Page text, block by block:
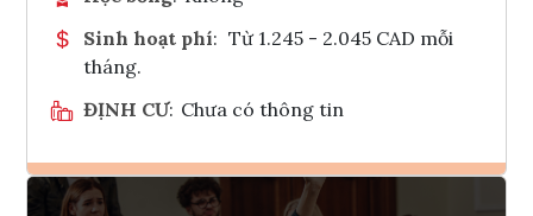
Sinh hoạt phí: Từ 1.245 - 2.045 CAD mỗi
tháng.
ĐỊNH CƯ: Chưa có thông tin